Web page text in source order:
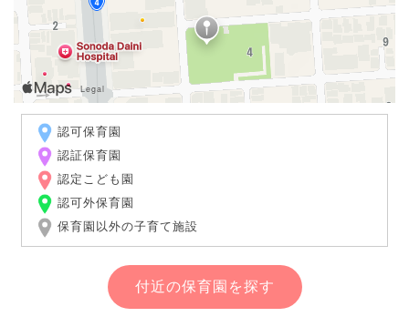
認可保育園
認証保育園
認定こども園
認可外保育園
保育園以外の子育て施設
付近の保育園を探す